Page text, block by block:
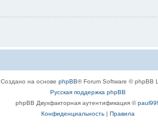
Создано на основе phpBB® Forum Software © phpBB
Русская поддержка phpBB
phpBB Двухфакторная аутентификация ©
Конфиденциальность| Правила